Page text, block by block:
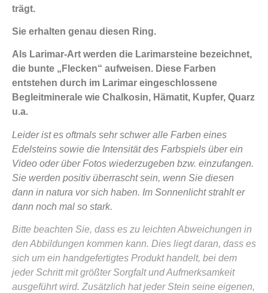
trägt.
Sie erhalten genau diesen Ring.
Als Larimar-Art werden die Larimarsteine bezeichnet,
die bunte „Flecken“ aufweisen. Diese Farben
entstehen durch im Larimar eingeschlossene
Begleitminerale wie Chalkosin, Hämatit, Kupfer, Quarz
u.a.
Leider ist es oftmals sehr schwer alle Farben eines
Edelsteins sowie die Intensität des Farbspiels über ein
Video oder über Fotos wiederzugeben bzw. einzufangen.
Sie werden positiv überrascht sein, wenn Sie diesen
dann in natura vor sich haben. Im Sonnenlicht strahlt er
dann noch mal so stark.
Bitte beachten Sie, dass es zu leichten Abweichungen in
den Abbildungen kommen kann. Dies liegt daran, dass es
sich um ein handgefertigtes Produkt handelt, bei dem
jeder Schritt mit größter Sorgfalt und Aufmerksamkeit
ausgeführt wird. Zusätzlich hat jeder Stein seine eigenen,